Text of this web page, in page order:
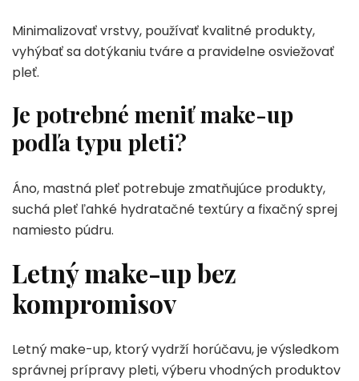
Minimalizovať vrstvy, používať kvalitné produkty,
vyhýbať sa dotýkaniu tváre a pravidelne osviežovať
pleť.
Je potrebné meniť make-up
podľa typu pleti?
Áno, mastná pleť potrebuje zmatňujúce produkty,
suchá pleť ľahké hydratačné textúry a fixačný sprej
namiesto púdru.
Letný make-up bez
kompromisov
Letný make-up, ktorý vydrží horúčavu, je výsledkom
správnej prípravy pleti, výberu vhodných produktov